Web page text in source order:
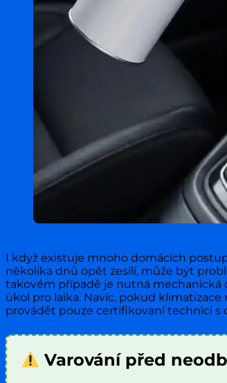
I když existuje mnoho domácích
několika dnů opět zesílí, může být
takovém případě je nutná mechanická
úkol pro laika. Navíc, pokud
provádět pouze certifikovaní technici s
Varování před